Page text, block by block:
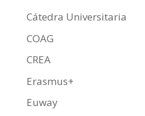
Cátedra Universitaria
COAG
CREA
Erasmus+
Euway